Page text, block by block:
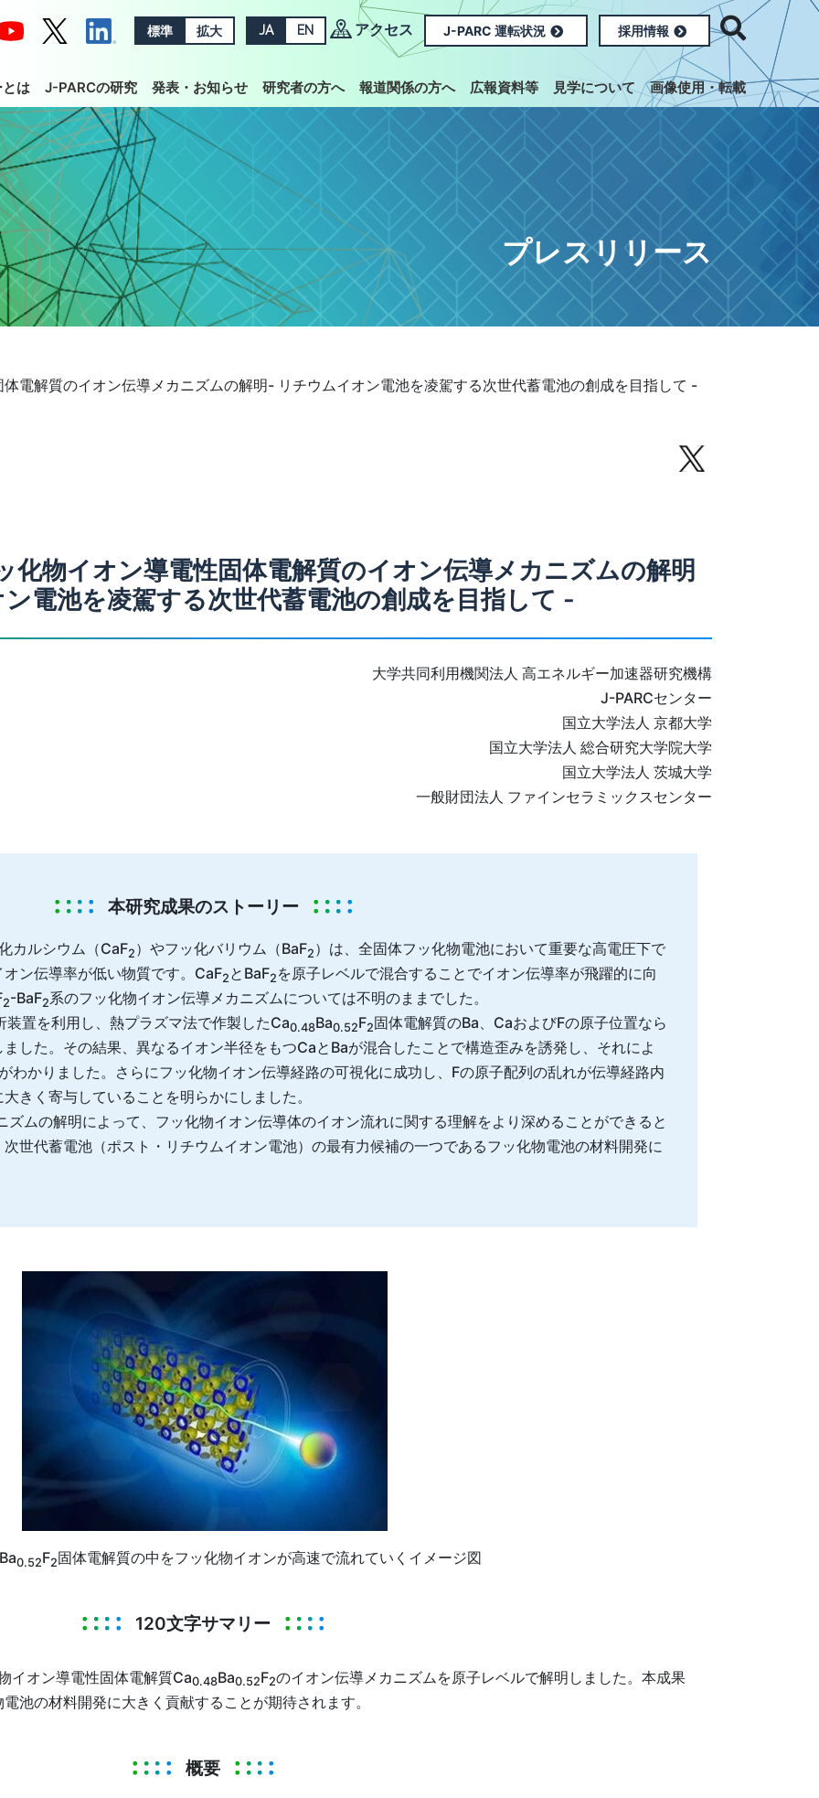
標準 拡大 JA EN アクセス J-PARC 運転状況 採用情報
は J-PARCの研究 発表・お知らせ 研究者の方へ 報道関係の方へ 広報資料等 見学について 画像使用・転載
プレスリリース
電解質のイオン伝導メカニズムの解明- リチウムイオン電池を凌駕する次世代蓄電池の創成を目指して -
化物イオン導電性固体電解質のイオン伝導メカニズムの解明
電池を凌駕する次世代蓄電池の創成を目指して -
大学共同利用機関法人 高エネルギー加速器研究機構
J-PARCセンター
国立大学法人 京都大学
国立大学法人 総合研究大学院大学
国立大学法人 茨城大学
一般財団法人 ファインセラミックスセンター
本研究成果のストーリー
カルシウム（CaF2 ）やフッ化バリウム（BaF2 ）は、全固体フッ化物電池において重要な高電圧下で
ン伝導率が低い物質です。CaF2 とBaF2 を原子レベルで混合することでイオン伝導率が飛躍的に向
2-BaF2系のフッ化物イオン伝導メカニズムについては不明のままでした。
置を利用し、熱プラズマ法で作製したCa0.48Ba0.52F2固体電解質のBa、CaおよびFの原子位置なら
した。その結果、異なるイオン半径をもつCaとBaが混合したことで構造歪みを誘発し、それによ
わかりました。さらにフッ化物イオン伝導経路の可視化に成功し、Fの原子配列の乱れが伝導経路内
きく寄与していることを明らかにしました。
ムの解明によって、フッ化物イオン伝導体のイオン流れに関する理解をより深めることができると
世代蓄電池（ポスト・リチウムイオン電池）の最有力候補の一つであるフッ化物電池の材料開発に
Ba0.52F2固体電解質の中をフッ化物イオンが高速で流れていくイメージ図
120文字サマリー
イオン導電性固体電解質Ca0.48Ba0.52F2のイオン伝導メカニズムを原子レベルで解明しました。本成果
池の材料開発に大きく貢献することが期待されます。
概要